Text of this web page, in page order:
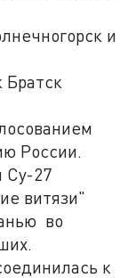
и
Братск
России.
Су-27
витязи"
во
к